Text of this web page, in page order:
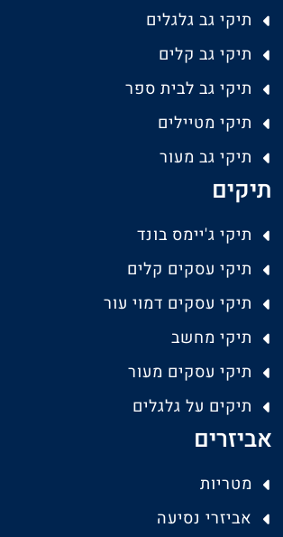
תיקי גב גלגלים
תיקי גב קלים
תיקי גב לבית ספר
תיקי מטיילים
תיקי גב מעור
תיקים
תיקי ג'יימס בונד
תיקי עסקים קלים
תיקי עסקים דמוי עור
תיקי מחשב
תיקי עסקים מעור
תיקים על גלגלים
אביזרים
מטריות
אביזרי נסיעה